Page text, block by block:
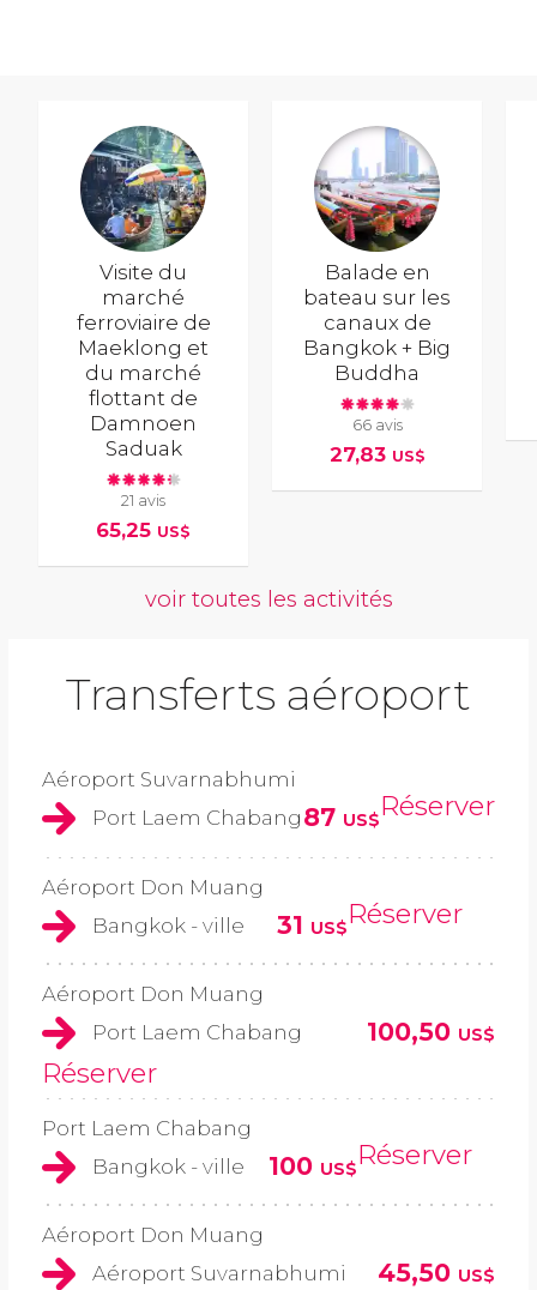
Visite du
marché
ferroviaire de
Maeklong et
du marché
flottant de
Damnoen
Saduak
21 avis
65,25 US$
Balade en
bateau sur les
canaux de
Bangkok + Big
Buddha
66 avis
27,83 US$
voir toutes les activités
Transferts aéroport
Aéroport Suvarnabhumi
Port Laem Chabang 87 US$Réserver
Aéroport Don Muang
Bangkok - ville
31 US$Réserver
Aéroport Don Muang
Port Laem Chabang
100,50 US$
Réserver
Port Laem Chabang
Bangkok - ville
100 US$Réserver
Aéroport Don Muang
Aéroport Suvarnabhumi
45,50 US$